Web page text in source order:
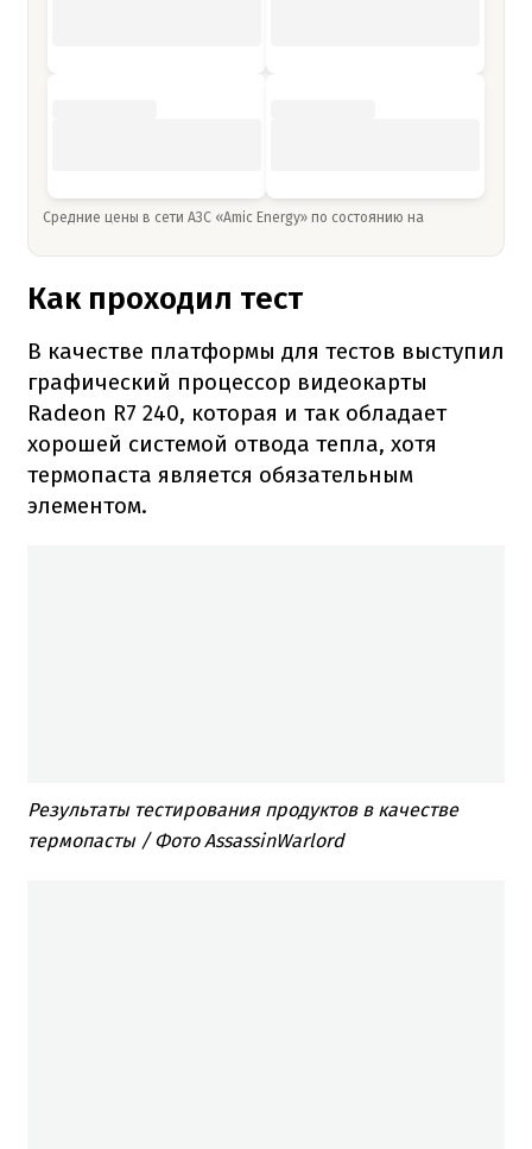
Средние цены в сети АЗС «Amic Energy» по состоянию на
Как проходил тест
В качестве платформы для тестов выступил
графический процессор видеокарты
Radeon R7 240, которая и так обладает
хорошей системой отвода тепла, хотя
термопаста является обязательным
элементом.
Результаты тестирования продуктов в качестве
термопасты / Фото AssassinWarlord